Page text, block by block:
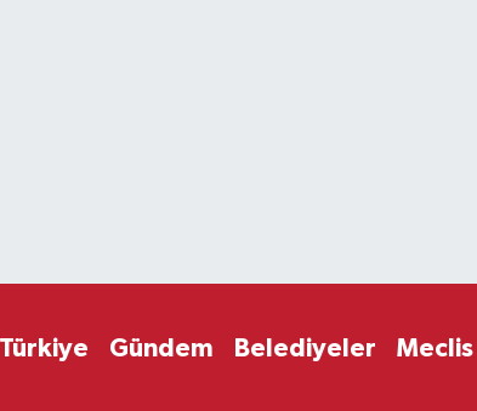
Türkiye Gündem Belediyeler Meclis